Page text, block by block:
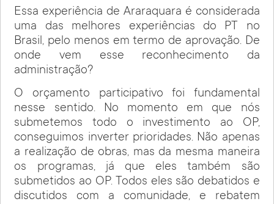
Essa experiência de Araraquara é considerada
uma das melhores experiências do PT no
Brasil, pelo menos em termo de aprovação. De
onde vem esse reconhecimento da
administração?
O orçamento participativo foi fundamental
nesse sentido. No momento em que nós
submetemos todo o investimento ao OP,
conseguimos inverter prioridades. Não apenas
a realização de obras, mas da mesma maneira
os programas, já que eles também são
submetidos ao OP. Todos eles são debatidos e
discutidos com a comunidade, e rebatem